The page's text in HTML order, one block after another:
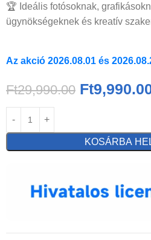
🏆 Ideális fotósoknak,
ügynökségeknek és kreatív
Az akció 2026.08.01 és
Ft29,990.00 Ft
KOSÁRBA